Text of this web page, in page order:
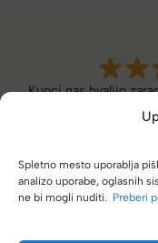
Spletno mesto uporablja
analizo uporabe, oglasnih
ne bi mogli nuditi. Preberi
Kupci nas hvalijo